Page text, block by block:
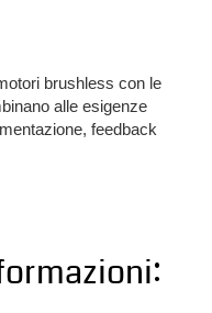
brushless con le
alle esigenze
feedback